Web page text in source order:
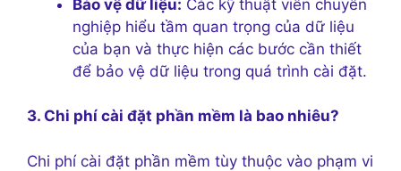
Bảo vệ dữ liệu: Các kỹ thuật viên chuyên
nghiệp hiểu tầm quan trọng của dữ liệu
của bạn và thực hiện các bước cần thiết
để bảo vệ dữ liệu trong quá trình cài đặt.
3. Chi phí cài đặt phần mềm là bao nhiêu?
Chi phí cài đặt phần mềm tùy thuộc vào phạm vi